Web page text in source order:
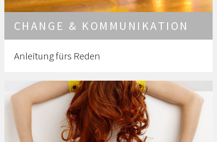
CHANGE & KOMMUNIKATION
Anleitung fürs Reden